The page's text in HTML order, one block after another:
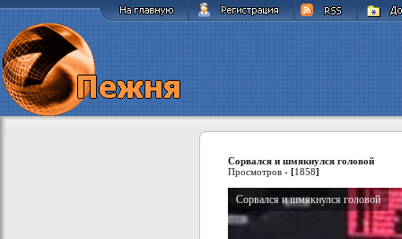
Сорвался и шмякнулся головой
Просмотров - [1858]
Сорвался и шмякнулся головой